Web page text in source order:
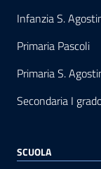
Infanzia S.
Primaria Pascoli
Primaria S.
Secondaria I
SCUOLA